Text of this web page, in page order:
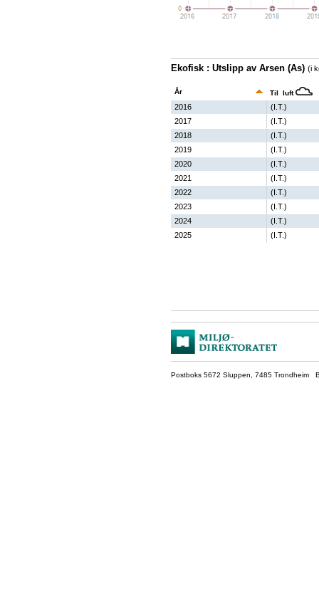
Ekofisk : Utslipp av Arsen (As) (i
År Til luft
2016
(I.T.)
2017
(I.T.)
2018
(I.T.)
2019
(I.T.)
2020
(I.T.)
2021
(I.T.)
2022
(I.T.)
2023
(I.T.)
2024
(I.T.)
2025
(I.T.)
Postboks 5672 Sluppen, 7485 Trondheim